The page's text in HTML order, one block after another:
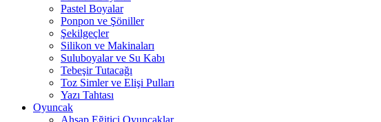
Pastel Boyalar
Ponpon ve Şöniller
Şekilgeçler
Silikon ve Makinaları
Suluboyalar ve Su Kabı
Tebeşir Tutacağı
Toz Simler ve Elişi Pulları
Yazı Tahtası
Oyuncak
Ahşap Eğitici Oyuncaklar